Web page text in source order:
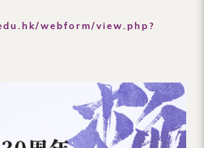
webform/view.php?